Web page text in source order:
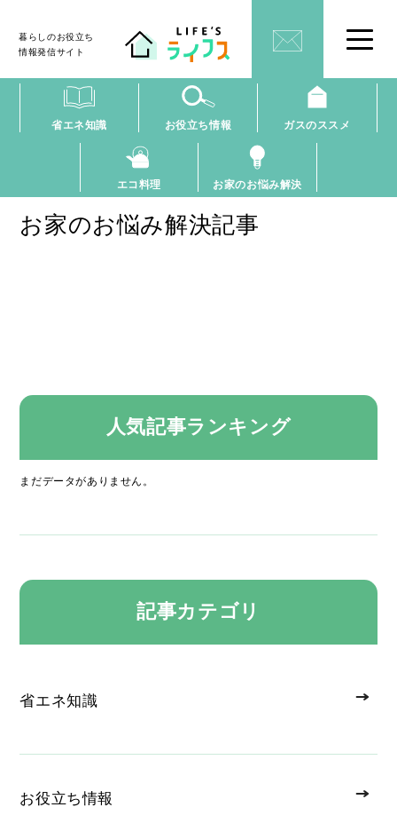
暮らしのお役立ち
情報発信サイト
省エネ知識 お役立ち情報 ガスのススメ
エコ料理 お家のお悩み解決
お家のお悩み解決記事
人気記事ランキング
まだデータがありません。
記事カテゴリ
省エネ知識
お役立ち情報